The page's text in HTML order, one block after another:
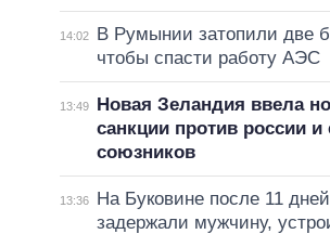
14:02
В Румынии затопили две
чтобы спасти работу АЭС
13:49
Новая Зеландия ввела
санкции против россии и
союзников
13:36
На Буковине после 11
задержали мужчину,